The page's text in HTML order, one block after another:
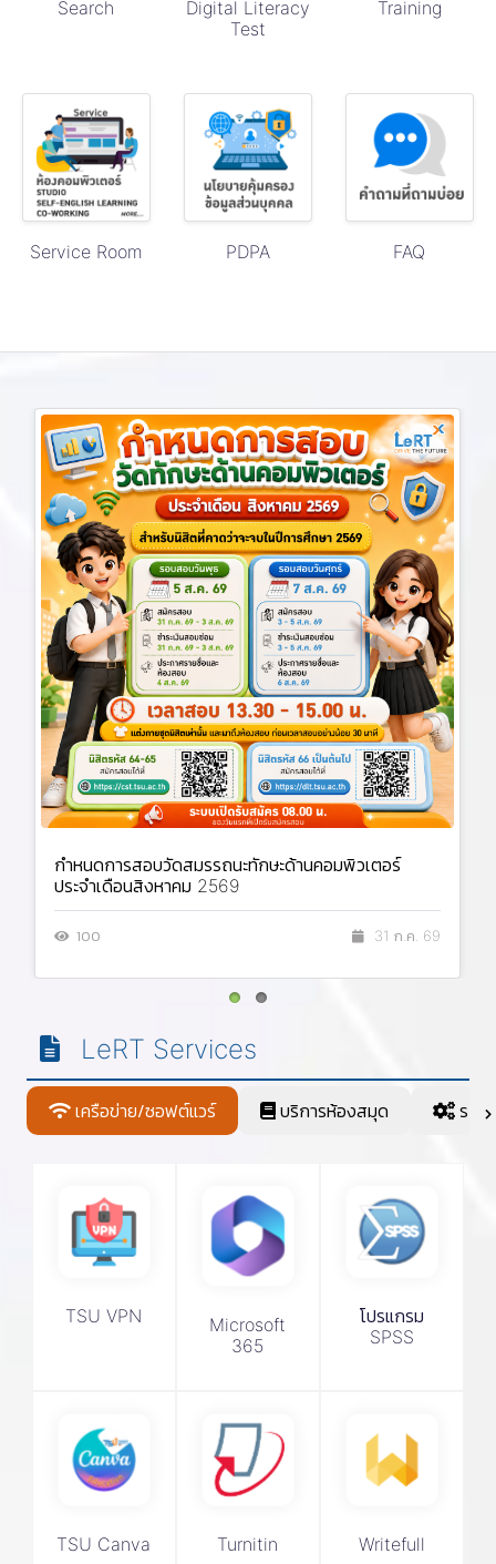
Search
Digital Literacy
Test
Training
Service Room PDPA FAQ
กำหนดการสอบวัดสมรรถนะทักษะด้านคอมพิวเตอร์
ประจำเดือนสิงหาคม 2569
100 31 ก.ค. 69
LeRT Services
เครือข่าย/ซอฟต์แวร์ บริการห้องสมุด ระบ
TSU VPN
Microsoft
365
โปรแกรม
SPSS
TSU Canva Turnitin Writefull